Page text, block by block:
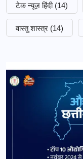
टेक न्यूज़ हिंदी (14)
वास्तु शास्त्र (14)